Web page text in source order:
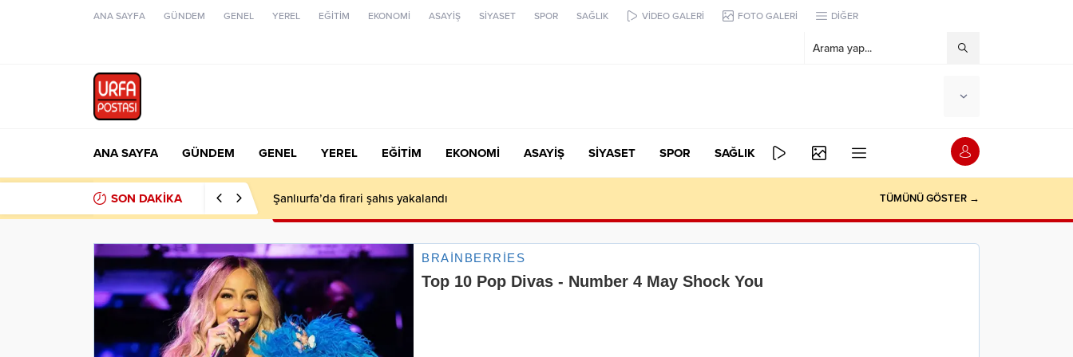
ANA SAYFA GÜNDEM GENEL YEREL EĞİTİM EKONOMİ ASAYİŞ SİYASET SPOR SAĞLIK VİDEO GALERİ FOTO GALERİ DİĞER
ANA SAYFA GÜNDEM GENEL YEREL EĞİTİM EKONOMİ ASAYİŞ SİYASET SPOR SAĞLIK
SON DAKİKA Şanlıurfa’da firari şahıs yakalandı TÜMÜNÜ GÖSTER →